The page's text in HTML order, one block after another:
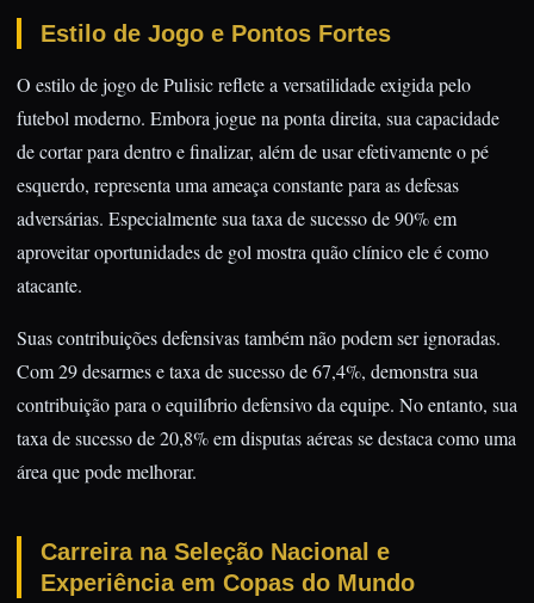
Estilo de Jogo e Pontos Fortes
O estilo de jogo de Pulisic reflete a versatilidade exigida pelo
futebol moderno. Embora jogue na ponta direita, sua capacidade
de cortar para dentro e finalizar, além de usar efetivamente o pé
esquerdo, representa uma ameaça constante para as defesas
adversárias. Especialmente sua taxa de sucesso de 90% em
aproveitar oportunidades de gol mostra quão clínico ele é como
atacante.
Suas contribuições defensivas também não podem ser ignoradas.
Com 29 desarmes e taxa de sucesso de 67,4%, demonstra sua
contribuição para o equilíbrio defensivo da equipe. No entanto, sua
taxa de sucesso de 20,8% em disputas aéreas se destaca como uma
área que pode melhorar.
Carreira na Seleção Nacional e
Experiência em Copas do Mundo